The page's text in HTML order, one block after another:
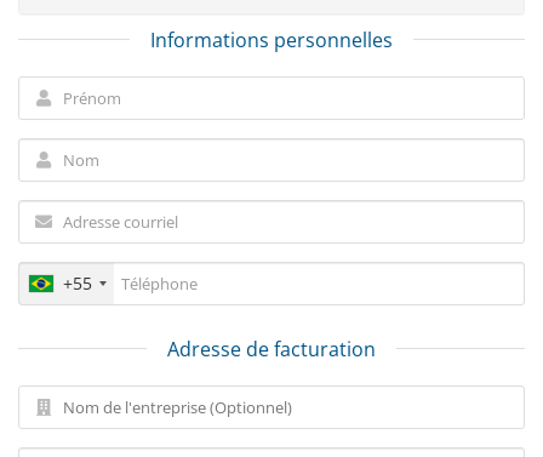
Informations personnelles
+55
Adresse de facturation